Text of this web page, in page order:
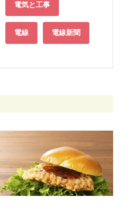
電気と工事
電線 電線新聞